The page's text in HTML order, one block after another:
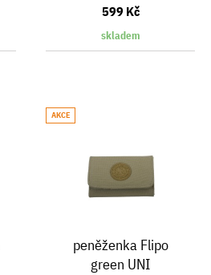
599 Kč
skladem
AKCE
peněženka Flipo
green UNI